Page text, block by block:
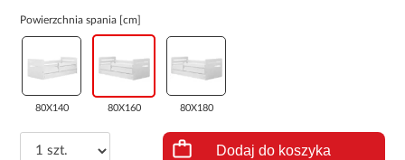
Powierzchnia spania [cm]
80X140 80X160 80X180
Dodaj do koszyka